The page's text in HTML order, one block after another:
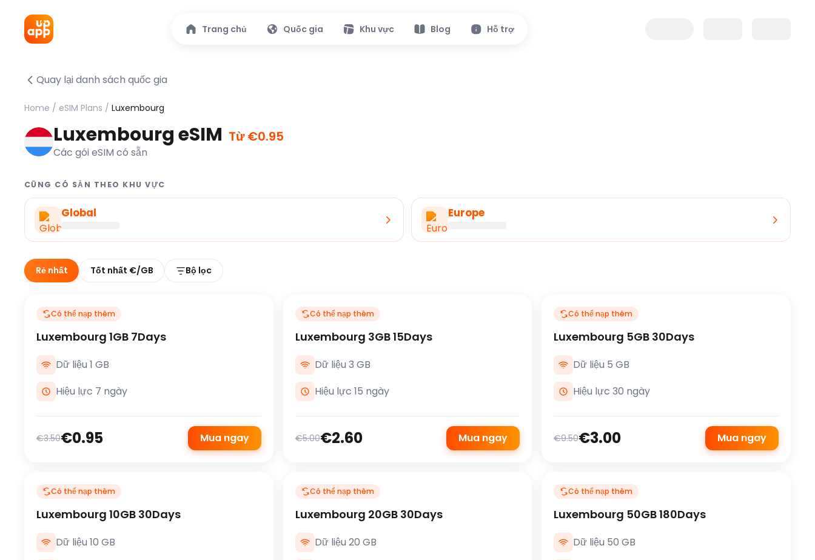
Trang chủ Quốc gia Khu vực Blog Hỗ trợ
Quay lại danh sách quốc gia
Home / eSIM Plans / Luxembourg
Luxembourg eSIM Từ €0.95
Các gói eSIM có sẵn
CŨNG CÓ SẴN THEO KHU VỰC
Global Europe
Rẻ nhất Tốt nhất €/GB Bộ lọc
Có thể nạp thêm
Luxembourg 1GB 7Days
Dữ liệu 1 GB
Hiệu lực 7 ngày
€3.50€0.95 Mua ngay
Có thể nạp thêm
Luxembourg 3GB 15Days
Dữ liệu 3 GB
Hiệu lực 15 ngày
€5.00€2.60 Mua ngay
Có thể nạp thêm
Luxembourg 5GB 30Days
Dữ liệu 5 GB
Hiệu lực 30 ngày
€9.50€3.00 Mua ngay
Có thể nạp thêm
Luxembourg 10GB 30Days
Dữ liệu 10 GB
Có thể nạp thêm
Luxembourg 20GB 30Days
Dữ liệu 20 GB
Có thể nạp thêm
Luxembourg 50GB 180Days
Dữ liệu 50 GB